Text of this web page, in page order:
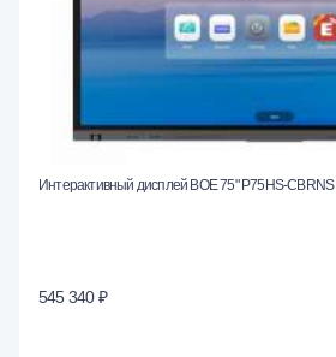
Интерактивный дисплей BOE 75" P75HS-CBRNS
545 340 ₽